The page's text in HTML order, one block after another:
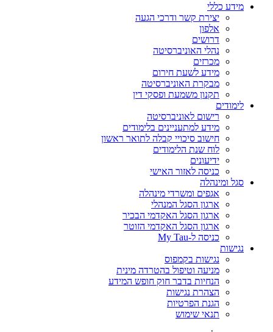
מידע כללי
יצירת קשר ודרכי הגעה
אלפון
דרושים
נהלי האוניברסיטה
מכרזים
מידע לשעת חירום
מבקרת האוניברסיטה
תקנון משמעת ופסקי דין
לימודים
רישום לאוניברסיטה
מידע למתעניינים בלימודים
חישוב סיכויי קבלה לתואר ראשון
לוח שנת הלימודים
ידיעונים
כניסה לאזור האישי
סגל ומינהלה
אגפים ומשרדי מינהלה
ארגון הסגל המנהלי
ארגון הסגל האקדמי הבכיר
ארגון הסגל האקדמי הזוטר
כניסה ל-My Tau
נגישות
נגישות בקמפוס
מניעה וטיפול בהטרדה מינית
הנחיות בדבר חוק חופש המידע
הצהרת נגישות
הגנת הפרטיות
תנאי שימוש